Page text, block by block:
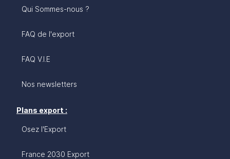
Qui Sommes-nous ?
FAQ de l'export
FAQ V.I.E
Nos newsletters
Plans export :
Osez l'Export
France 2030 Export